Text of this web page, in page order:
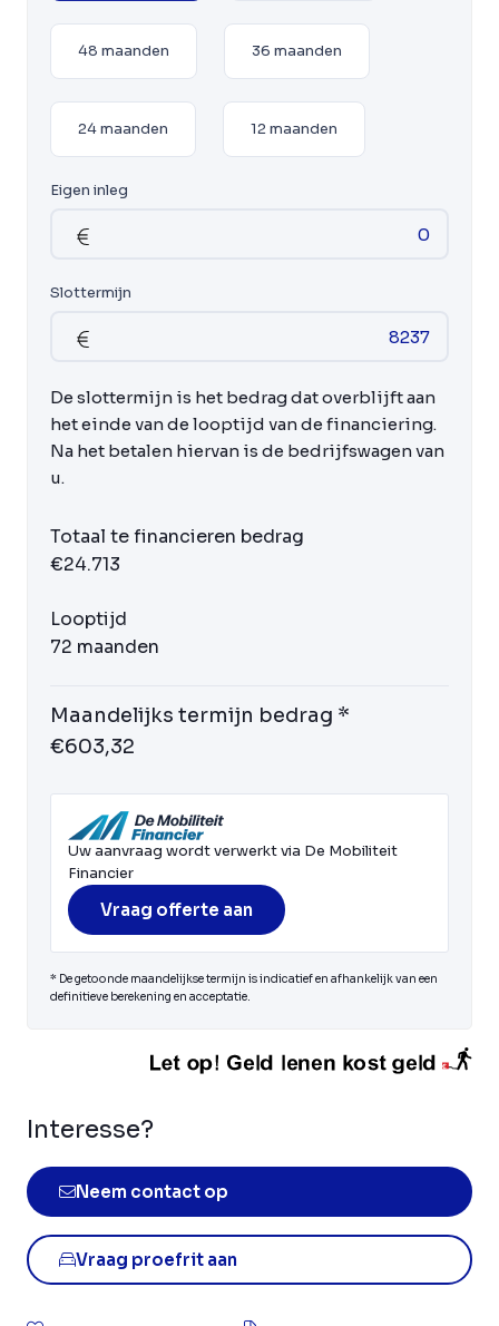
48 maanden 36 maanden
24 maanden 12 maanden
Eigen inleg
Slottermijn
De slottermijn is het bedrag dat overblijft aan
het einde van de looptijd van de financiering.
Na het betalen hiervan is de bedrijfswagen van
u.
Totaal te financieren bedrag
€24.713
Looptijd
72 maanden
Maandelijks termijn bedrag *
€603,32
Uw aanvraag wordt verwerkt via De Mobiliteit
Financier
Vraag offerte aan
* De getoonde maandelijkse termijn is indicatief en afhankelijk van een
definitieve berekening en acceptatie.
Interesse?
Neem contact op
Vraag proefrit aan